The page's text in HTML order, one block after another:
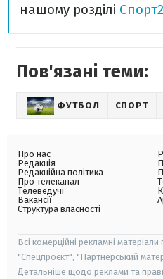
нашому розділі
Пов'язані теми:
ФУТБОЛ СПОРТ
Про нас
Редакція
Редакційна політика
Про телеканал
Телеведучі
Вакансії
Структура власності
Всі комерційні рекламні
"Спецпроєкт", "Партнерський
Детальніше щодо реклами та